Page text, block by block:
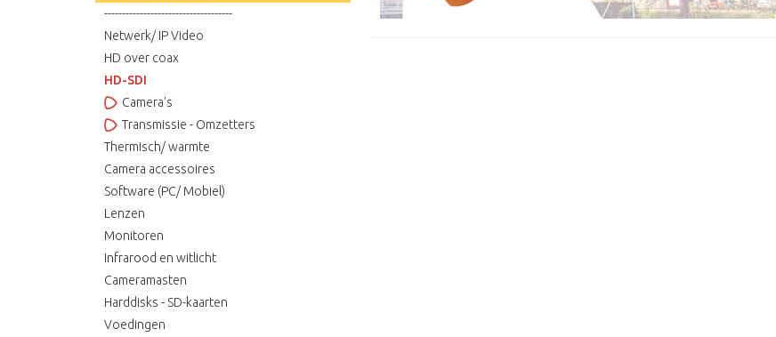
------------------------------------
Netwerk/ IP Video
HD over coax
HD-SDI
Camera's
Transmissie - Omzetters
Thermisch/ warmte
Camera accessoires
Software (PC/ Mobiel)
Lenzen
Monitoren
Infrarood en witlicht
Cameramasten
Harddisks - SD-kaarten
Voedingen